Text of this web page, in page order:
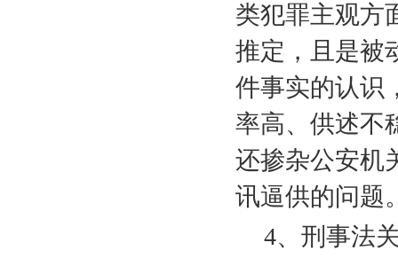
类犯罪主观方
推定，且是被
件事实的认识
率高、供述不
还掺杂公安机
讯逼供的问题
4、刑事法